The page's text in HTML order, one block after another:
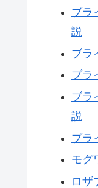
ブラ
説
ブラ
ブラ
ブラ
説
ブラ
モグ
ロザ